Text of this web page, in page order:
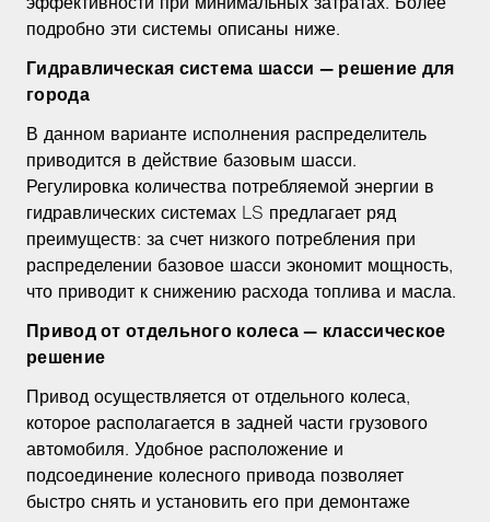
подробно эти системы описаны ниже.
Гидравлическая система шасси — решение для
города
В данном варианте исполнения распределитель
приводится в действие базовым шасси.
Регулировка количества потребляемой энергии в
гидравлических системах LS предлагает ряд
преимуществ: за счет низкого потребления при
распределении базовое шасси экономит мощность,
что приводит к снижению расхода топлива и масла.
Привод от отдельного колеса — классическое
решение
Привод осуществляется от отдельного колеса,
которое располагается в задней части грузового
автомобиля. Удобное расположение и
подсоединение колесного привода позволяет
быстро снять и установить его при демонтаже